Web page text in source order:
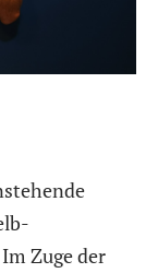
Zuge der